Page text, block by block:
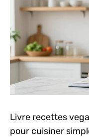
Livre recettes
pour cuisiner